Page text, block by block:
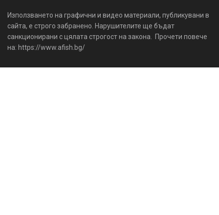
Използването на графични и видео материали, публикувани в
сайта, е строго забранено. Нарушителите ще бъдат
санкционирани с цялата строгост на закона. Прочети повече
на: https://www.afish.bg/